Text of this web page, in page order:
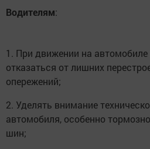
Водителям:
1. При движении на
отказаться от лишних
опережений;
2. Уделять внимание
автомобиля, особенно
шин;